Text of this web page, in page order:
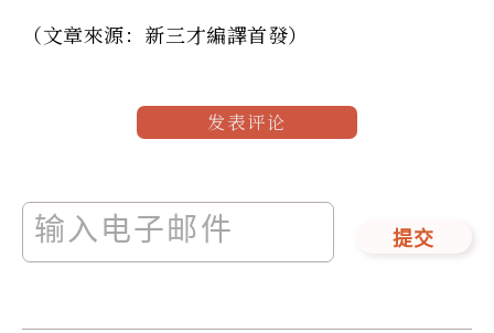
（文章來源：新三才編譯首發）
发表评论
提交